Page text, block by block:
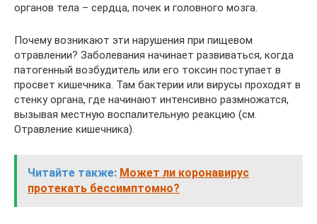
органов тела – сердца, почек и головного мозга.
Почему возникают эти нарушения при пищевом
отравлении? Заболевания начинает развиваться, когда
патогенный возбудитель или его токсин поступает в
просвет кишечника. Там бактерии или вирусы проходят в
стенку органа, где начинают интенсивно размножатся,
вызывая местную воспалительную реакцию (см.
Отравление кишечника).
Читайте также: Может ли коронавирус
протекать бессимптомно?